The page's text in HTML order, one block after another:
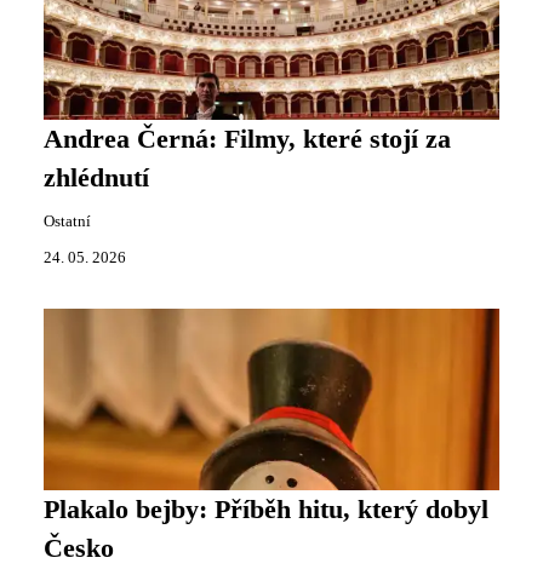
Andrea Černá: Filmy, které stojí za
zhlédnutí
Ostatní
24. 05. 2026
Plakalo bejby: Příběh hitu, který dobyl
Česko